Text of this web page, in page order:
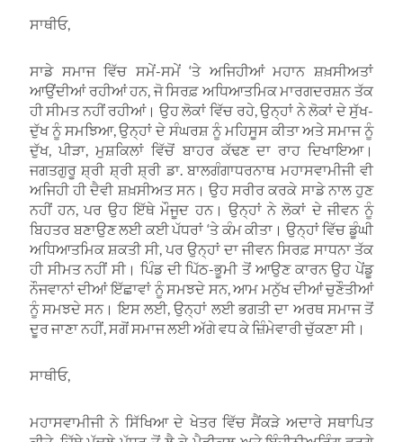
ਸਾਥੀਓ,
ਸਾਡੇ ਸਮਾਜ ਵਿੱਚ ਸਮੇਂ-ਸਮੇਂ ‘ਤੇ ਅਜਿਹੀਆਂ ਮਹਾਨ ਸ਼ਖ਼ਸੀਅਤਾਂ
ਆਉਂਦੀਆਂ ਰਹੀਆਂ ਹਨ, ਜੋ ਸਿਰਫ਼ ਅਧਿਆਤਮਿਕ ਮਾਰਗਦਰਸ਼ਨ ਤੱਕ
ਹੀ ਸੀਮਤ ਨਹੀਂ ਰਹੀਆਂ। ਉਹ ਲੋਕਾਂ ਵਿੱਚ ਰਹੇ, ਉਨ੍ਹਾਂ ਨੇ ਲੋਕਾਂ ਦੇ ਸੁੱਖ-
ਦੁੱਖ ਨੂੰ ਸਮਝਿਆ, ਉਨ੍ਹਾਂ ਦੇ ਸੰਘਰਸ਼ ਨੂੰ ਮਹਿਸੂਸ ਕੀਤਾ ਅਤੇ ਸਮਾਜ ਨੂੰ
ਦੁੱਖ, ਪੀੜਾ, ਮੁਸ਼ਕਿਲਾਂ ਵਿੱਚੋਂ ਬਾਹਰ ਕੱਢਣ ਦਾ ਰਾਹ ਦਿਖਾਇਆ।
ਜਗਤਗੁਰੂ ਸ਼੍ਰੀ ਸ਼੍ਰੀ ਸ਼੍ਰੀ ਡਾ. ਬਾਲਗੰਗਾਧਰਨਾਥ ਮਹਾਸਵਾਮੀਜੀ ਵੀ
ਅਜਿਹੀ ਹੀ ਦੈਵੀ ਸ਼ਖ਼ਸੀਅਤ ਸਨ। ਉਹ ਸਰੀਰ ਕਰਕੇ ਸਾਡੇ ਨਾਲ ਹੁਣ
ਨਹੀਂ ਹਨ, ਪਰ ਉਹ ਇੱਥੇ ਮੌਜੂਦ ਹਨ। ਉਨ੍ਹਾਂ ਨੇ ਲੋਕਾਂ ਦੇ ਜੀਵਨ ਨੂੰ
ਬਿਹਤਰ ਬਣਾਉਣ ਲਈ ਕਈ ਪੱਧਰਾਂ ‘ਤੇ ਕੰਮ ਕੀਤਾ। ਉਨ੍ਹਾਂ ਵਿੱਚ ਡੂੰਘੀ
ਅਧਿਆਤਮਿਕ ਸ਼ਕਤੀ ਸੀ, ਪਰ ਉਨ੍ਹਾਂ ਦਾ ਜੀਵਨ ਸਿਰਫ਼ ਸਾਧਨਾ ਤੱਕ
ਹੀ ਸੀਮਤ ਨਹੀਂ ਸੀ। ਪਿੰਡ ਦੀ ਪਿੱਠ-ਭੂਮੀ ਤੋਂ ਆਉਣ ਕਾਰਨ ਉਹ ਪੇਂਡੂ
ਨੌਜਵਾਨਾਂ ਦੀਆਂ ਇੱਛਾਵਾਂ ਨੂੰ ਸਮਝਦੇ ਸਨ, ਆਮ ਮਨੁੱਖ ਦੀਆਂ ਚੁਣੌਤੀਆਂ
ਨੂੰ ਸਮਝਦੇ ਸਨ। ਇਸ ਲਈ, ਉਨ੍ਹਾਂ ਲਈ ਭਗਤੀ ਦਾ ਅਰਥ ਸਮਾਜ ਤੋਂ
ਦੂਰ ਜਾਣਾ ਨਹੀਂ, ਸਗੋਂ ਸਮਾਜ ਲਈ ਅੱਗੇ ਵਧ ਕੇ ਜ਼ਿੰਮੇਵਾਰੀ ਚੁੱਕਣਾ ਸੀ।
ਸਾਥੀਓ,
ਮਹਾਸਵਾਮੀਜੀ ਨੇ ਸਿੱਖਿਆ ਦੇ ਖੇਤਰ ਵਿੱਚ ਸੈਂਕੜੇ ਅਦਾਰੇ ਸਥਾਪਿਤ